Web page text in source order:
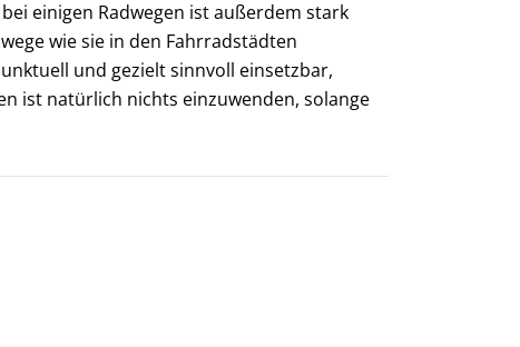
einigen Radwegen ist außerdem stark
wie sie in den Fahrradstädten
und gezielt sinnvoll einsetzbar,
ist natürlich nichts einzuwenden, solange